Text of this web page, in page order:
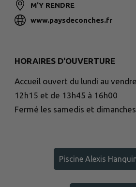
M'Y RENDRE
www.paysdeconches.fr
HORAIRES D'OUVERTURE
Accueil ouvert du lundi au
12h15 et de 13h45 à 16h00
Fermé les samedis et
Piscine Alexis